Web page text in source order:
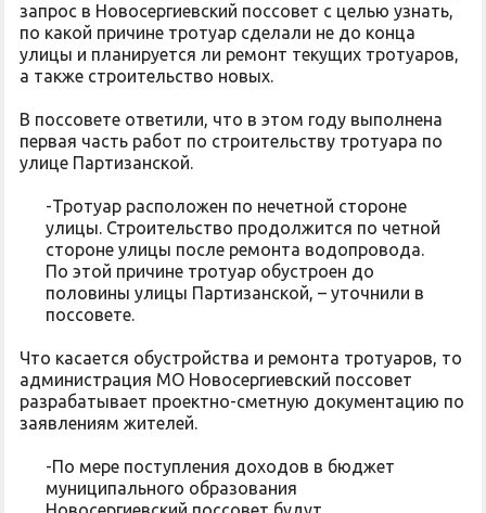
запрос в Новосергиевский поссовет с целью узнать,
по какой причине тротуар сделали не до конца
улицы и планируется ли ремонт текущих тротуаров,
а также строительство новых.
В поссовете ответили, что в этом году выполнена
первая часть работ по строительству тротуара по
улице Партизанской.
-Тротуар расположен по нечетной стороне
улицы. Строительство продолжится по четной
стороне улицы после ремонта водопровода.
По этой причине тротуар обустроен до
половины улицы Партизанской, – уточнили в
поссовете.
Что касается обустройства и ремонта тротуаров, то
администрация МО Новосергиевский поссовет
разрабатывает проектно-сметную документацию по
заявлениям жителей.
-По мере поступления доходов в бюджет
муниципального образования